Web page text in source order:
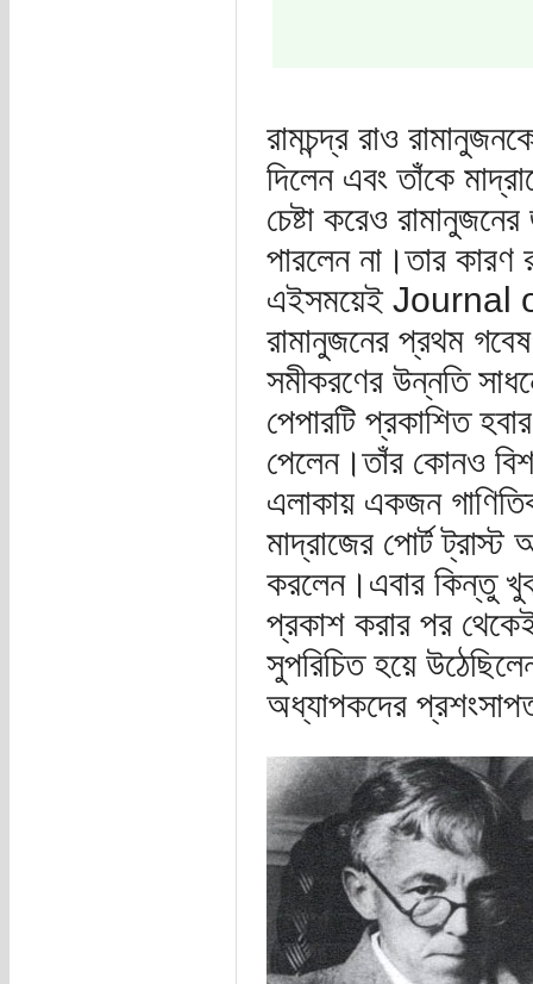
রামচন্দ্র রাও
দিলেন এবং তাঁকে
চেষ্টা করেও
পারলেন না।তার কারণ
এইসময়েই
রামানুজনের প্রথম
সমীকরণের উন্নতি
পেপারটি প্রকাশিত
পেলেন।তাঁর কোনও
এলাকায় একজন
মাদ্রাজের পোর্ট
করলেন।এবার কিন্তু খুব
প্রকাশ করার পর
সুপরিচিত হয়ে
অধ্যাপকদের